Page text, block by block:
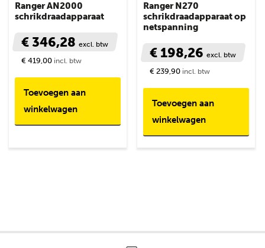
Ranger AN2000
schrikdraadapparaat
€ 346,28 excl. btw
€ 419,00 incl. btw
Toevoegen aan
winkelwagen
Ranger N270
schrikdraadapparaat op
netspanning
€ 198,26excl. btw
€ 239,90 incl. btw
Toevoegen aan
winkelwagen